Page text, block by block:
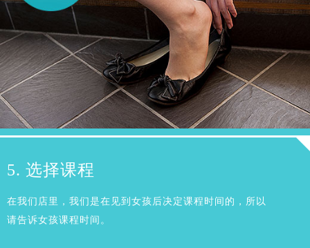
5. 选择课程
在我们店里，我们是在见到女孩后决定课程时间的，所以
请告诉女孩课程时间。